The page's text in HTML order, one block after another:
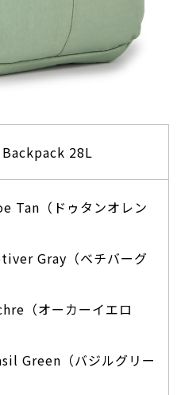
28L
Tan（ドゥタンオレン
Gray（ベチバーグ
（オーカーイエロ
Green（バジルグリー